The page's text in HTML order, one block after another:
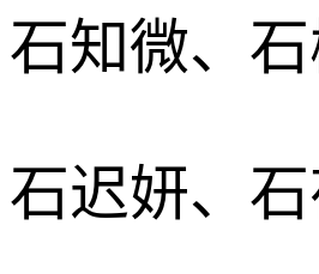
石知微、
石迟妍、